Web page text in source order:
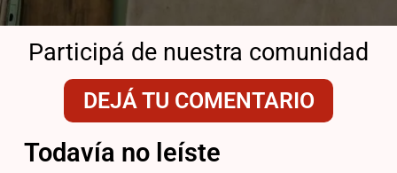
Participá de nuestra comunidad
DEJÁ TU COMENTARIO
Todavía no leíste